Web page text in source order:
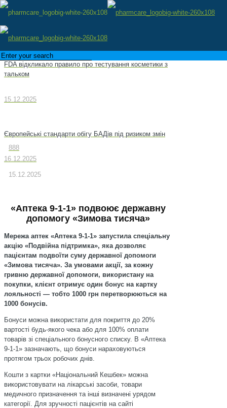
FDA відкликало правило про тестування косметики з
тальком
15.12.2025
Європейські стандарти обігу БАДів під ризиком змін
16.12.2025
888
15.12.2025
«Аптека 9-1-1» подвоює державну
допомогу «Зимова тисяча»
Мережа аптек «Аптека 9-1-1» запустила спеціальну
акцію «Подвійна підтримка», яка дозволяє
пацієнтам подвоїти суму державної допомоги
«Зимова тисяча». За умовами акції, за кожну
гривню державної допомоги, використану на
покупки, клієнт отримує один бонус на картку
лояльності — тобто 1000 грн перетворюються на
1000 бонусів.
Бонуси можна використати для покриття до 20%
вартості будь-якого чека або для 100% оплати
товарів зі спеціального бонусного списку. В «Аптека
9-1-1» зазначають, що бонуси нараховуються
протягом трьох робочих днів.
Кошти з картки «Національний Кешбек» можна
використовувати на лікарські засоби, товари
медичного призначення та інші визначені урядом
категорії. Для зручності пацієнтів на сайті